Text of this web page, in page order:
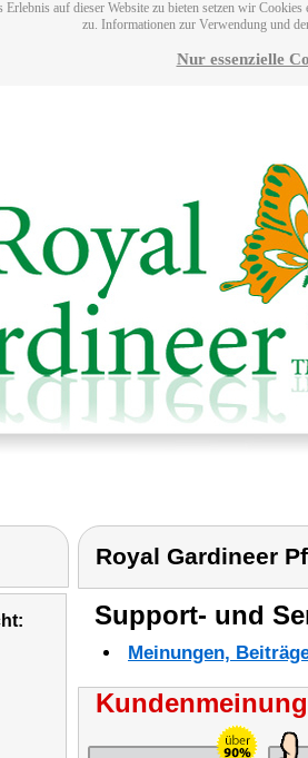
Erlebnis auf dieser Website zu bieten setzen wir
zu. Informationen zur Verwendung und
Nur essenzielle
Royal Gardineer
Support- und
Meinungen,